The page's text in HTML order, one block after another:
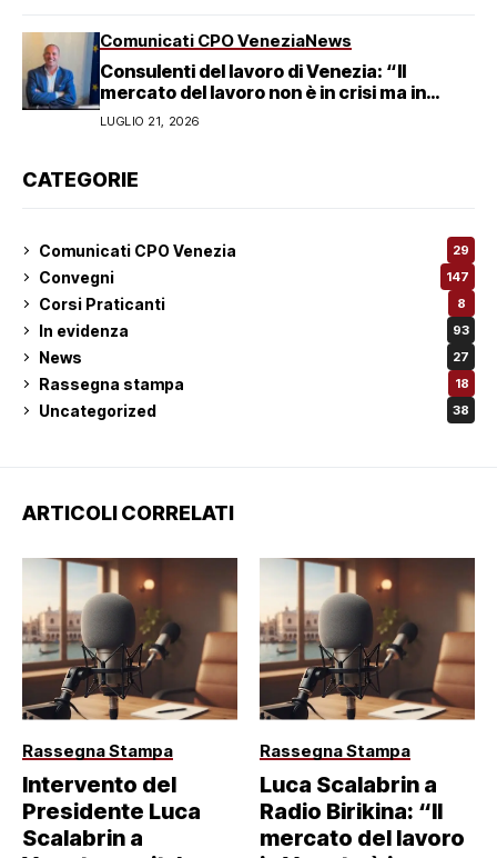
Comunicati CPO VeneziaNews
Consulenti del lavoro di Venezia: “Il
mercato del lavoro non è in crisi ma in
trasformazione, serve responsabilità
condivisa”
LUGLIO 21, 2026
CATEGORIE
Comunicati CPO Venezia 29
Convegni 147
Corsi Praticanti 8
In evidenza 93
News 27
Rassegna stampa 18
Uncategorized 38
ARTICOLI CORRELATI
Rassegna Stampa
Intervento del
Presidente Luca
Scalabrin a
Rassegna Stampa
Luca Scalabrin a
Radio Birikina: “Il
mercato del lavoro